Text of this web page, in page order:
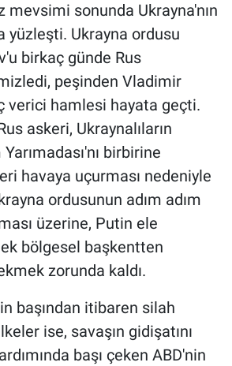
mevsimi sonunda Ukrayna'nın
yüzleşti. Ukrayna ordusu
birkaç günde Rus
peşinden Vladimir
verici hamlesi hayata geçti.
askeri, Ukraynalıların
birbirine
havaya uçurması nedeniyle
ordusunun adım adım
üzerine, Putin ele
bölgesel başkentten
zorunda kaldı.
başından itibaren silah
ise, savaşın gidişatını
başı çeken ABD'nin